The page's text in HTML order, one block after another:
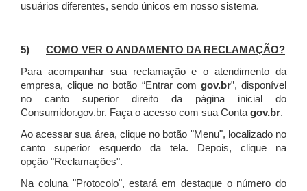
usuários diferentes, sendo únicos em nosso sistema.
5) COMO VER O ANDAMENTO DA RECLAMAÇÃO?
Para acompanhar sua reclamação e o atendimento da
empresa, clique no botão “Entrar com gov.br”, disponível
no canto superior direito da página inicial do
Consumidor.gov.br. Faça o acesso com sua Contagov.br.
Ao acessar sua área, clique no botão "Menu", localizado no
canto superior esquerdo da tela. Depois, clique na
opção "Reclamações".
Na coluna "Protocolo", estará em destaque o número do